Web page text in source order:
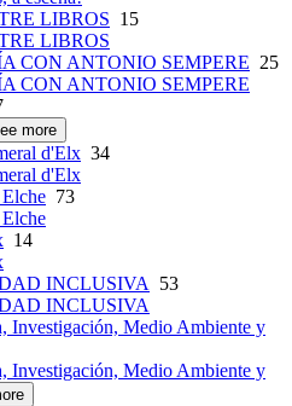
LIBROS 15
LIBROS
CON ANTONIO SEMPERE 25
CON ANTONIO SEMPERE
more
d'Elx 34
d'Elx
73
14
INCLUSIVA
53
INCLUSIVA
Investigación, Medio Ambiente y
Investigación, Medio Ambiente y